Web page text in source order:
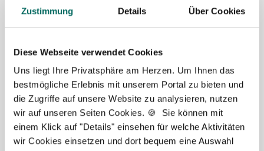
Zustimmung Details Über Cookies
Diese Webseite verwendet Cookies
Uns liegt Ihre Privatsphäre am Herzen. Um Ihnen das
bestmögliche Erlebnis mit unserem Portal zu bieten und
die Zugriffe auf unsere Website zu analysieren, nutzen
wir auf unseren Seiten Cookies. 🍪 Sie können mit
einem Klick auf "Details" einsehen für welche Aktivitäten
wir Cookies einsetzen und dort bequem eine Auswahl
min. 6 Zeichen
Ihre Angaben und Dokumente sind zu jeder Zeit
sicher. Niemand bis auf Sie und Ihre persönlichen
Betreuer haben Zugriff auf Ihre Daten.
Erst nach Ihrer Freigabezu einem konkreten
Stellenangebot leiten wir Ihre Daten an die von Ihnen
gewünschten Apotheken weiter.